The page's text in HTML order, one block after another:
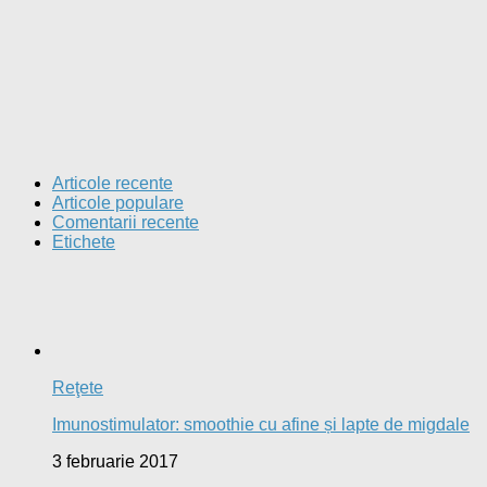
Articole recente
Articole populare
Comentarii recente
Etichete
Reţete
Imunostimulator: smoothie cu afine și lapte de migdale
3 februarie 2017